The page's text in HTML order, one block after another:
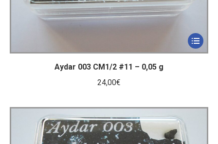
Aydar 003 CM1/2 #11 – 0,05 g
24,00€